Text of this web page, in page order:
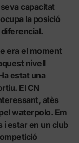
capacitat
la posició
era el moment
nivell
estat una
El CN
atès
waterpolo. Em
estar en un club